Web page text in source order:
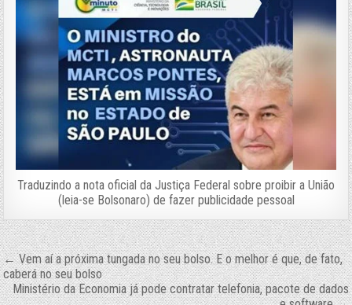
Traduzindo a nota oficial da Justiça Federal sobre proibir a União
(leia-se Bolsonaro) de fazer publicidade pessoal
Navegação
de
← Vem aí a próxima tungada no seu bolso. E o melhor é que, de fato,
caberá no seu bolso
Ministério da Economia já pode contratar telefonia, pacote de dados